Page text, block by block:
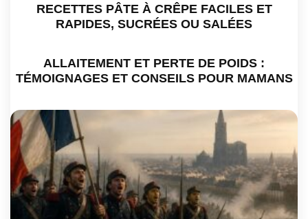
RECETTES PÂTE À CRÊPE FACILES ET
RAPIDES, SUCRÉES OU SALÉES
ALLAITEMENT ET PERTE DE POIDS :
TÉMOIGNAGES ET CONSEILS POUR MAMANS